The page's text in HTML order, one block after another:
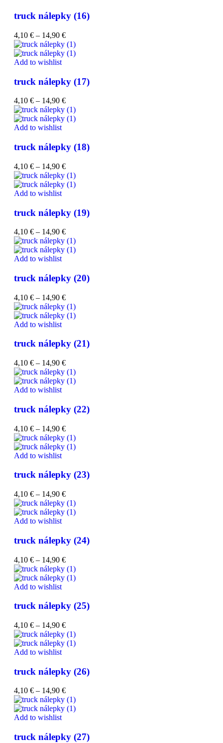
truck nálepky (16)
4,10 € – 14,90 €
Add to wishlist
truck nálepky (17)
4,10 € – 14,90 €
Add to wishlist
truck nálepky (18)
4,10 € – 14,90 €
Add to wishlist
truck nálepky (19)
4,10 € – 14,90 €
Add to wishlist
truck nálepky (20)
4,10 € – 14,90 €
Add to wishlist
truck nálepky (21)
4,10 € – 14,90 €
Add to wishlist
truck nálepky (22)
4,10 € – 14,90 €
Add to wishlist
truck nálepky (23)
4,10 € – 14,90 €
Add to wishlist
truck nálepky (24)
4,10 € – 14,90 €
Add to wishlist
truck nálepky (25)
4,10 € – 14,90 €
Add to wishlist
truck nálepky (26)
4,10 € – 14,90 €
Add to wishlist
truck nálepky (27)